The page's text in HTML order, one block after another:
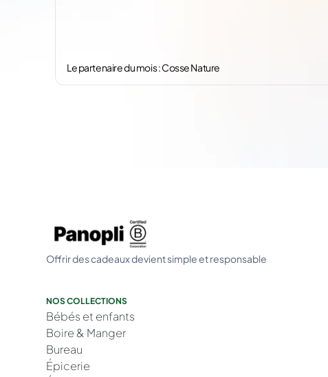
Le partenaire du mois : Cosse Nature
Offrir des cadeaux devient simple et responsable
NOS COLLECTIONS
Bébés et enfants
Boire & Manger
Bureau
Épicerie